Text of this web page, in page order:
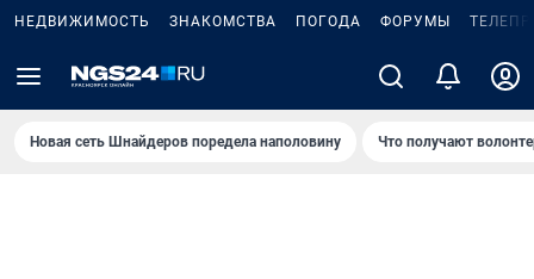
НЕДВИЖИМОСТЬ ЗНАКОМСТВА ПОГОДА ФОРУМЫ
Новая сеть Шнайдеров поредела наполовину Что получают